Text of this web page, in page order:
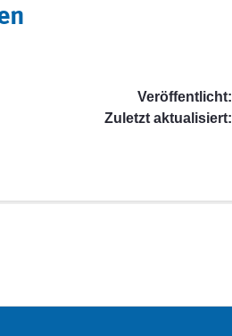
Veröffentlicht:
Zuletzt aktualisiert: